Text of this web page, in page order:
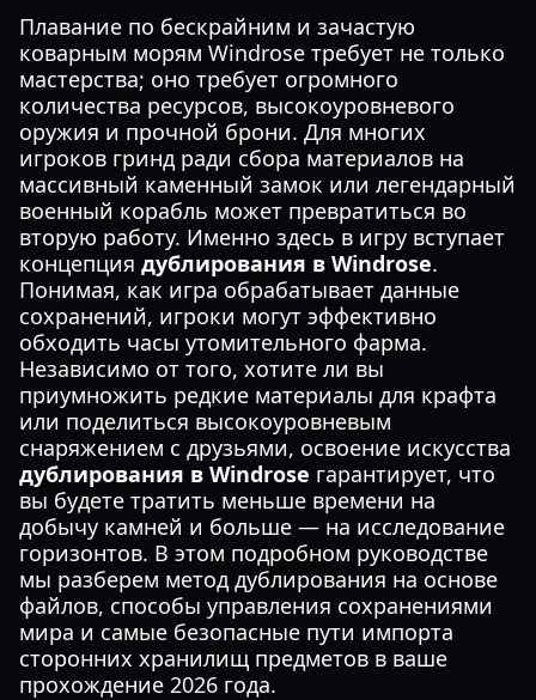
Плавание по бескрайним и зачастую
коварным морям Windrose требует не только
мастерства; оно требует огромного
количества ресурсов, высокоуровневого
оружия и прочной брони. Для многих
игроков гринд ради сбора материалов на
массивный каменный замок или легендарный
военный корабль может превратиться во
вторую работу. Именно здесь в игру вступает
концепция дублирования в Windrose.
Понимая, как игра обрабатывает данные
сохранений, игроки могут эффективно
обходить часы утомительного фарма.
Независимо от того, хотите ли вы
приумножить редкие материалы для крафта
или поделиться высокоуровневым
снаряжением с друзьями, освоение искусства
дублирования в Windrose гарантирует, что
вы будете тратить меньше времени на
добычу камней и больше — на исследование
горизонтов. В этом подробном руководстве
мы разберем метод дублирования на основе
файлов, способы управления сохранениями
мира и самые безопасные пути импорта
сторонних хранилищ предметов в ваше
прохождение 2026 года.